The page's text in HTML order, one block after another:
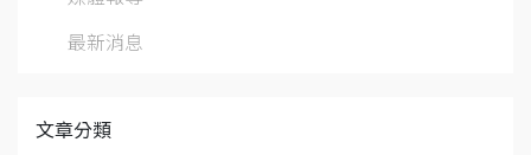
最新消息
文章分類